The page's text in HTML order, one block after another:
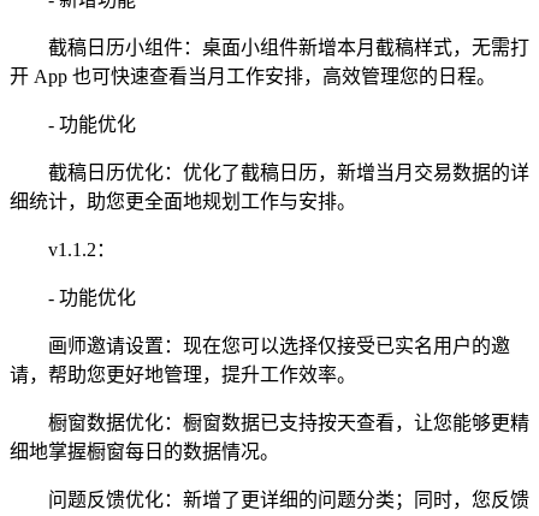
截稿日历小组件：桌面小组件新增本月截稿样式，无需打
开 App 也可快速查看当月工作安排，高效管理您的日程。
- 功能优化
截稿日历优化：优化了截稿日历，新增当月交易数据的详
细统计，助您更全面地规划工作与安排。
v1.1.2：
- 功能优化
画师邀请设置：现在您可以选择仅接受已实名用户的邀
请，帮助您更好地管理，提升工作效率。
橱窗数据优化：橱窗数据已支持按天查看，让您能够更精
细地掌握橱窗每日的数据情况。
问题反馈优化：新增了更详细的问题分类；同时，您反馈